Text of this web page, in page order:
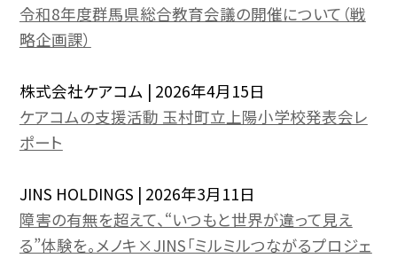
令和8年度群馬県総合教育会議の開催について（戦
略企画課）
株式会社ケアコム | 2026年4月15日
ケアコムの支援活動 玉村町立上陽小学校発表会レ
ポート
JINS HOLDINGS | 2026年3月11日
障害の有無を超えて、“いつもと世界が違って見え
る”体験を。メノキ×JINS「ミルミルつながるプロジェ